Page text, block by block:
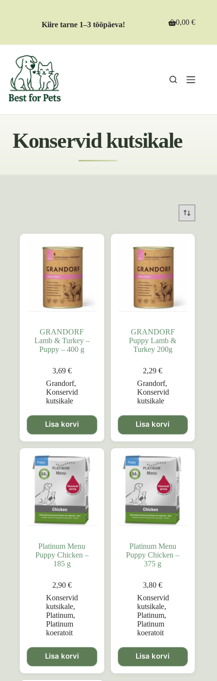
Kiire tarne 1–3 tööpäeva!
Shopping
0,00€
Konservid kutsikale
GRANDORF
Lamb & Turkey –
Puppy – 400 g
3,69 €
Grandorf,
Konservid
kutsikale
Lisa korvi
GRANDORF
Puppy Lamb &
Turkey 200g
2,29€
Grandorf,
Konservid
kutsikale
Lisa korvi
Platinum Menu
Puppy Chicken –
185 g
2,90 €
Konservid
kutsikale,
Platinum,
Platinum
koeratoit
Lisa korvi
Platinum Menu
Puppy Chicken –
375 g
3,80€
Konservid
kutsikale,
Platinum,
Platinum
koeratoit
Lisa korvi